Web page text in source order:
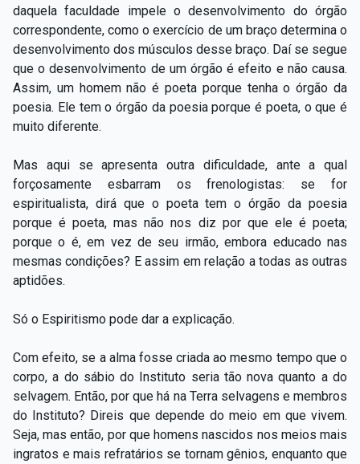
daquela faculdade impele o desenvolvimento do órgão
correspondente, como o exercício de um braço determina o
desenvolvimento dos músculos desse braço. Daí se segue
que o desenvolvimento de um órgão é efeito e não causa.
Assim, um homem não é poeta porque tenha o órgão da
poesia. Ele tem o órgão da poesia porque é poeta, o que é
muito diferente.
Mas aqui se apresenta outra dificuldade, ante a qual
forçosamente esbarram os frenologistas: se for
espiritualista, dirá que o poeta tem o órgão da poesia
porque é poeta, mas não nos diz por que ele é poeta;
porque o é, em vez de seu irmão, embora educado nas
mesmas condições? E assim em relação a todas as outras
aptidões.
Só o Espiritismo pode dar a explicação.
Com efeito, se a alma fosse criada ao mesmo tempo que o
corpo, a do sábio do Instituto seria tão nova quanto a do
selvagem. Então, por que há na Terra selvagens e membros
do Instituto? Direis que depende do meio em que vivem.
Seja, mas então, por que homens nascidos nos meios mais
ingratos e mais refratários se tornam gênios, enquanto que